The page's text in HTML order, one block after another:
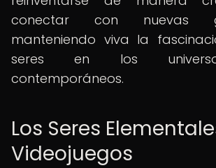
conectar con nuevas
manteniendo viva la
seres en los
contemporáneos.
Los Seres
Videojuegos